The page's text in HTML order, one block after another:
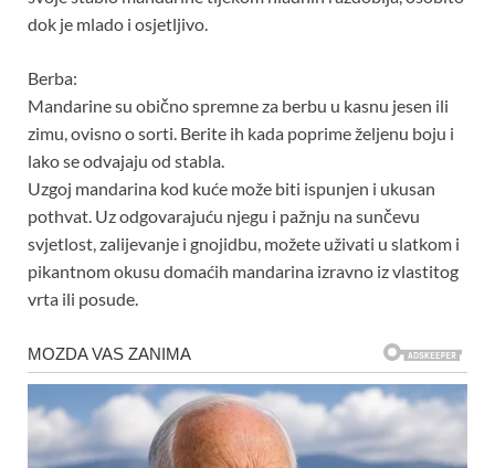
dok je mlado i osjetljivo.
Berba:
Mandarine su obično spremne za berbu u kasnu jesen ili
zimu, ovisno o sorti. Berite ih kada poprime željenu boju i
lako se odvajaju od stabla.
Uzgoj mandarina kod kuće može biti ispunjen i ukusan
pothvat. Uz odgovarajuću njegu i pažnju na sunčevu
svjetlost, zalijevanje i gnojidbu, možete uživati u slatkom i
pikantnom okusu domaćih mandarina izravno iz vlastitog
vrta ili posude.